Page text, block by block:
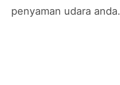
penyaman udara anda.